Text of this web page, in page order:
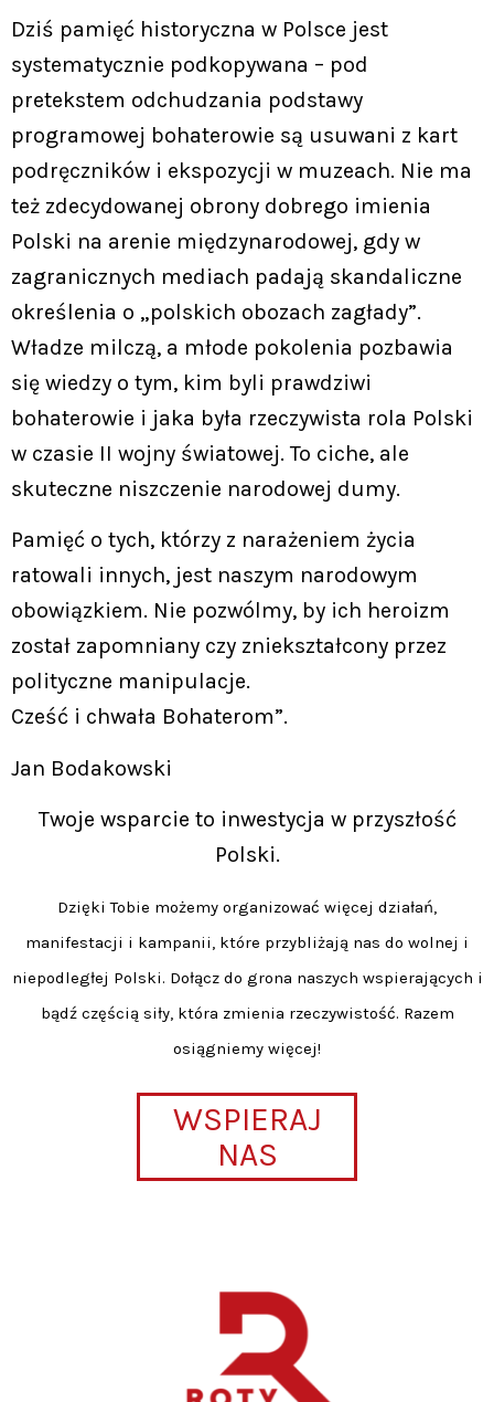
Dziś pamięć historyczna w Polsce jest
systematycznie podkopywana – pod
pretekstem odchudzania podstawy
programowej bohaterowie są usuwani z kart
podręczników i ekspozycji w muzeach. Nie ma
też zdecydowanej obrony dobrego imienia
Polski na arenie międzynarodowej, gdy w
zagranicznych mediach padają skandaliczne
określenia o „polskich obozach zagłady”.
Władze milczą, a młode pokolenia pozbawia
się wiedzy o tym, kim byli prawdziwi
bohaterowie i jaka była rzeczywista rola Polski
w czasie II wojny światowej. To ciche, ale
skuteczne niszczenie narodowej dumy.
Pamięć o tych, którzy z narażeniem życia
ratowali innych, jest naszym narodowym
obowiązkiem. Nie pozwólmy, by ich heroizm
został zapomniany czy zniekształcony przez
polityczne manipulacje.​
Cześć i chwała Bohaterom”.
Jan Bodakowski
Twoje wsparcie to inwestycja w przyszłość
Polski.
Dzięki Tobie możemy organizować więcej działań,
manifestacji i kampanii, które przybliżają nas do wolnej i
niepodległej Polski. Dołącz do grona naszych wspierających i
bądź częścią siły, która zmienia rzeczywistość. Razem
osiągniemy więcej!
WSPIERAJ
NAS